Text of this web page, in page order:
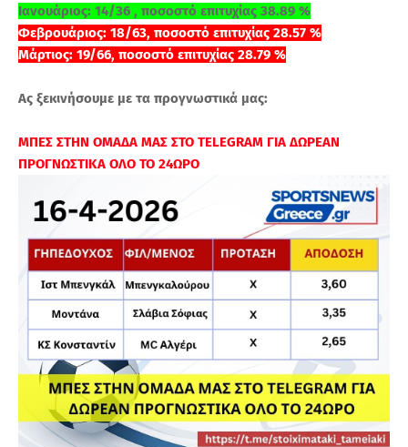
Ιανουάριος: 14/36 , ποσοστό επιτυχίας 38.89 %
Φεβρουάριος: 18/63, ποσοστό επιτυχίας 28.57 %
Μάρτιος: 19/66, ποσοστό επιτυχίας 28.79 %
Ας ξεκινήσουμε με τα προγνωστικά μας:
ΜΠΕΣ ΣΤΗΝ ΟΜΑΔΑ ΜΑΣ ΣΤΟ TELEGRAM ΓΙΑ ΔΩΡΕΑΝ
ΠΡΟΓΝΩΣΤΙΚΑ ΟΛΟ ΤΟ 24ΩΡΟ